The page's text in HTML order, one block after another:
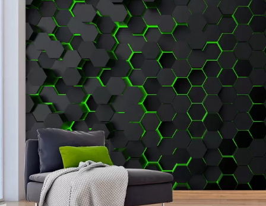
Standard
.33299 .00 /m²
Premium
.67379 .00Kr /m²
Premiumvinyl
725.00 435.00Kr
Peel and Stick
900.00540.00Kr/m²